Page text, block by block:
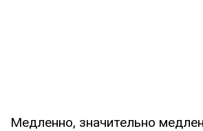
Медленно, значительно